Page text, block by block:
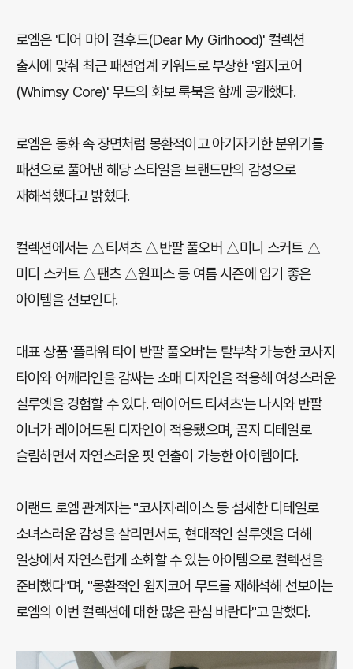
로엠은 '디어 마이 걸후드(Dear My Girlhood)' 컬렉션
출시에 맞춰 최근 패션업계 키워드로 부상한 '윔지코어
(Whimsy Core)' 무드의 화보 룩북을 함께 공개했다.
로엠은 동화 속 장면처럼 몽환적이고 아기자기한 분위기를
패션으로 풀어낸 해당 스타일을 브랜드만의 감성으로
재해석했다고 밝혔다.
컬렉션에서는 △티셔츠 △반팔 풀오버 △미니 스커트 △
미디 스커트 △팬츠 △원피스 등 여름 시즌에 입기 좋은
아이템을 선보인다.
대표 상품 '플라워 타이 반팔 풀오버'는 탈부착 가능한 코사지
타이와 어깨라인을 감싸는 소매 디자인을 적용해 여성스러운
실루엣을 경험할 수 있다. ‘레이어드 티셔츠'는 나시와 반팔
이너가 레이어드된 디자인이 적용됐으며, 골지 디테일로
슬림하면서 자연스러운 핏 연출이 가능한 아이템이다.
이랜드 로엠 관계자는 "코사지·레이스 등 섬세한 디테일로
소녀스러운 감성을 살리면서도, 현대적인 실루엣을 더해
일상에서 자연스럽게 소화할 수 있는 아이템으로 컬렉션을
준비했다"며, "몽환적인 윔지코어 무드를 재해석해 선보이는
로엠의 이번 컬렉션에 대한 많은 관심 바란다"고 말했다.